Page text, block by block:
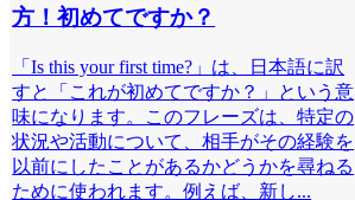
方！初めてですか？
「Is this your first time?」は、日本語に訳
すと「これが初めてですか？」という意
味になります。このフレーズは、特定の
状況や活動について、相手がその経験を
以前にしたことがあるかどうかを尋ねる
ために使われます。例えば、新し...